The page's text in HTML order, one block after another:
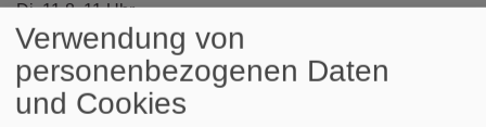
Di, 11.8. 11 Uhr
Trauerfeier
Diakon Ralf J. Tikwe
Garmisch-Partenkirchen Friedhof Garmisch
Verwendung von
personenbezogenen Daten
und Cookies